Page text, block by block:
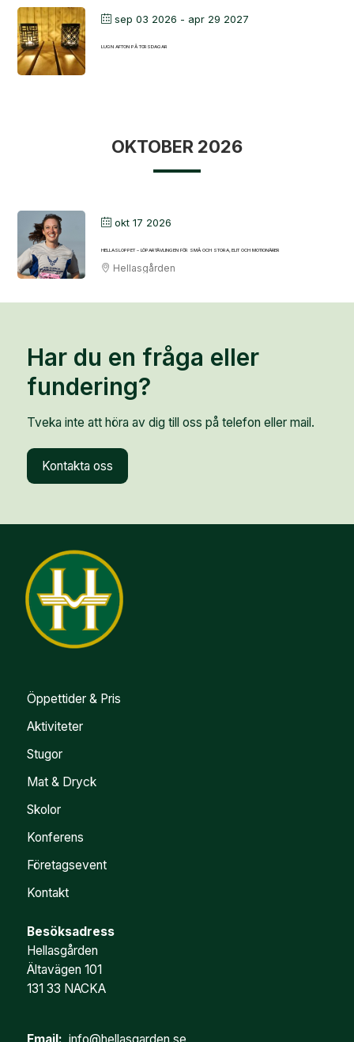
sep 03 2026 - apr 29 2027
LUGN AFTON PÅ TORSDAGAR
OKTOBER 2026
okt 17 2026
HELLASLOPPET – LÖPARTÄVLINGEN FÖR SMÅ OCH STORA, ELIT OCH MOTIONÄRER
Hellasgården
Har du en fråga eller
fundering?
Tveka inte att höra av dig till oss på telefon eller mail.
Kontakta oss
Öppettider & Pris
Aktiviteter
Stugor
Mat & Dryck
Skolor
Konferens
Företagsevent
Kontakt
Besöksadress
Hellasgården
Ältavägen 101
131 33 NACKA
Email: info@hellasgarden.se